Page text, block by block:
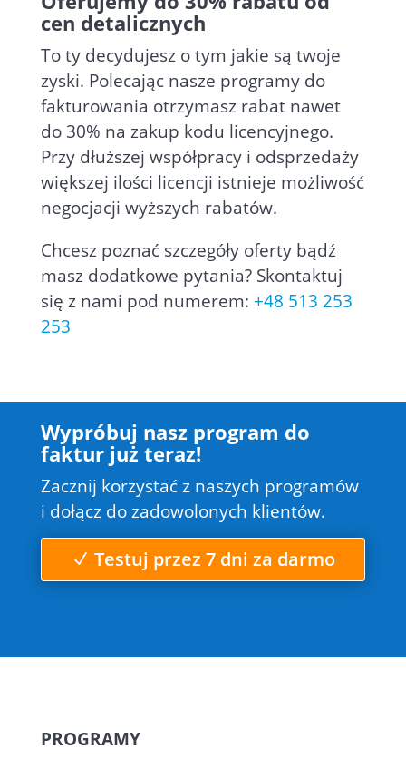
cen detalicznych
To ty decydujesz o tym jakie są twoje
zyski. Polecając nasze programy do
fakturowania otrzymasz rabat nawet
do 30% na zakup kodu licencyjnego.
Przy dłuższej współpracy i odsprzedaży
większej ilości licencji istnieje możliwość
negocjacji wyższych rabatów.
Chcesz poznać szczegóły oferty bądź
masz dodatkowe pytania? Skontaktuj
się z nami pod numerem: +48 513 253
253
Wypróbuj nasz program do
faktur już teraz!
Zacznij korzystać z naszych programów
i dołącz do zadowolonych klientów.
Testuj przez 7 dni za darmo
PROGRAMY